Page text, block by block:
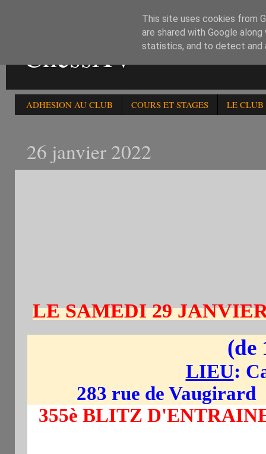
ChessXV
ADHESION AU CLUB COURS ET STAGES LE CLUB
26 janvier 2022
LE SAMEDI 29
(de
LIEU:
283 rue de Vaugirard
355è BLITZ
This site uses cookies from
are shared with Google
statistics, and to detect and